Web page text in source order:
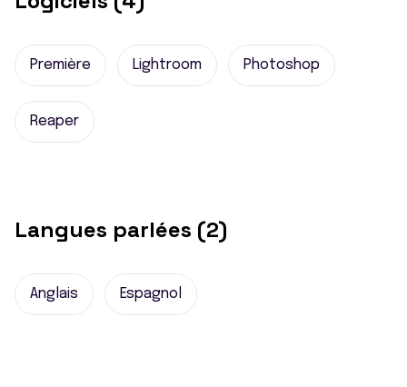
Première Lightroom Photoshop
Reaper
Langues parlées (2)
Anglais Espagnol